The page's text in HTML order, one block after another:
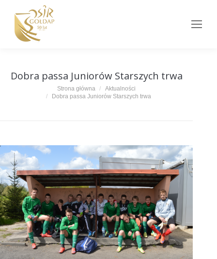
Dobra passa Juniorów Starszych trwa
Strona główna
Aktualności
Dobra passa Juniorów Starszych trwa